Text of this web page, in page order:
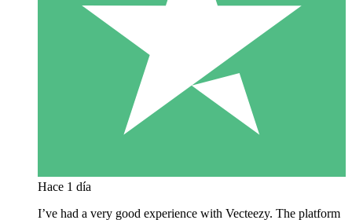
Hace 1 día
I’ve had a very good experience with Vecteezy. The platform